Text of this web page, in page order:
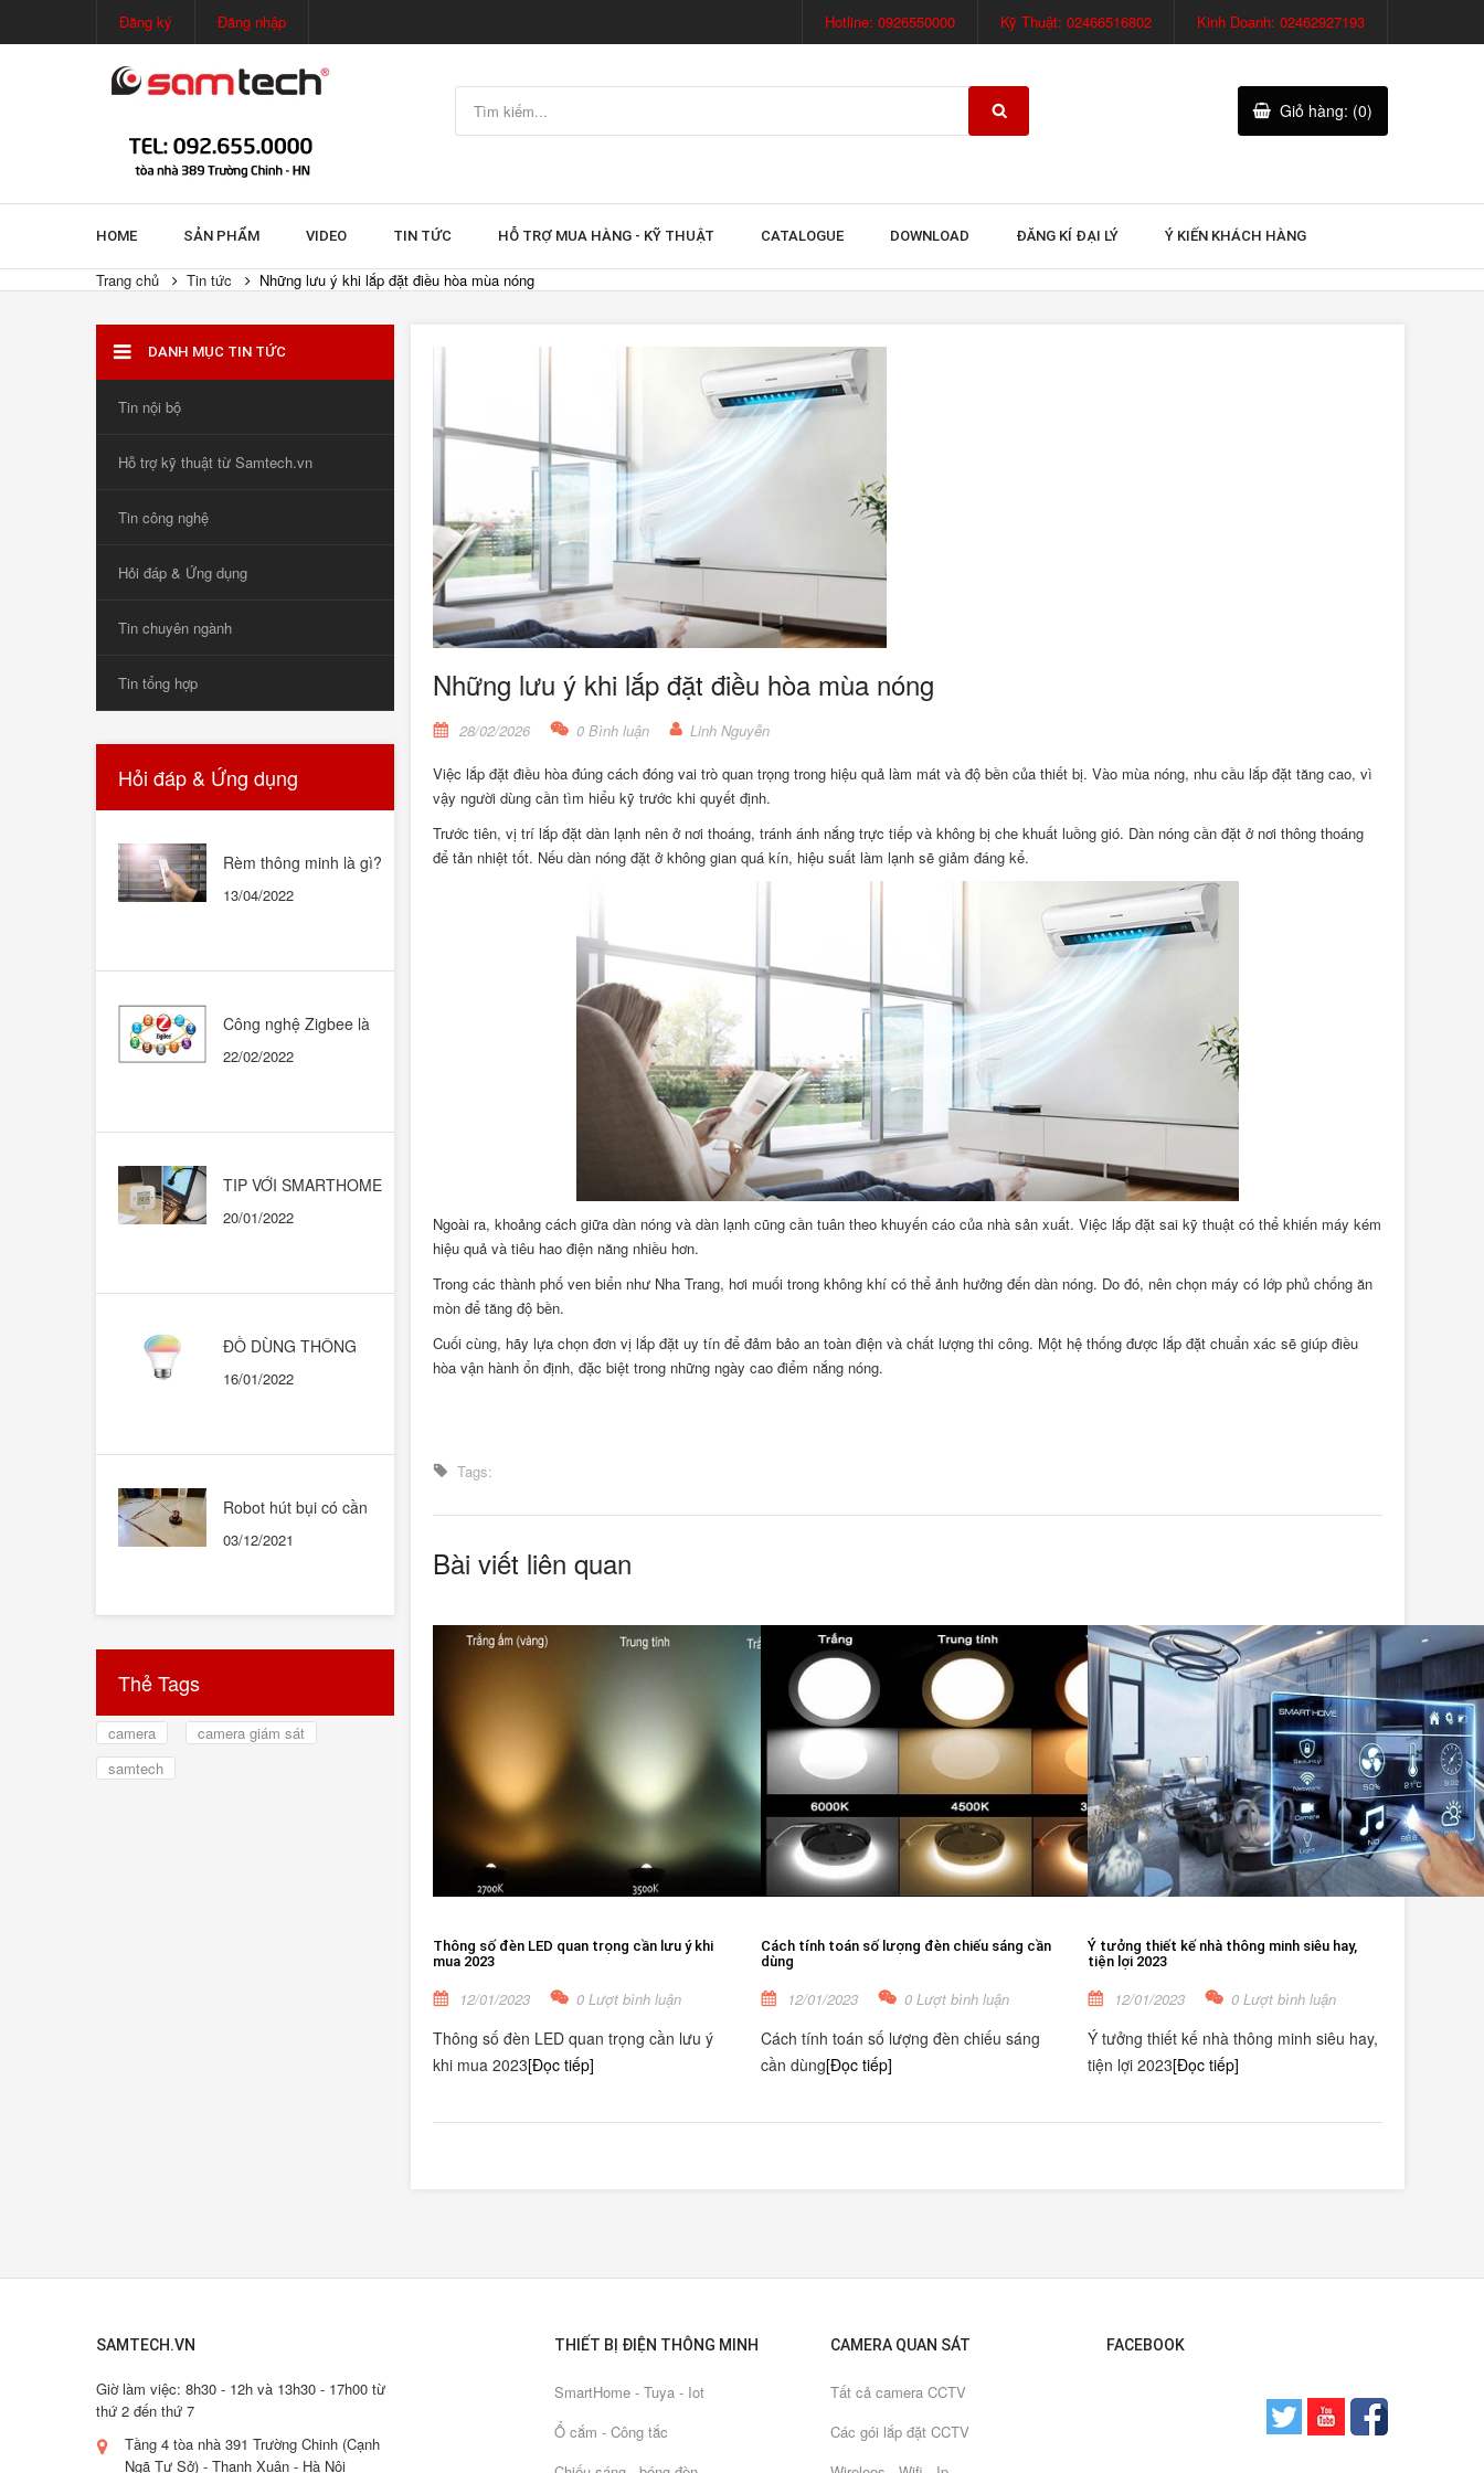
Đăng ký Đăng nhập Hotline: 0926550000 Kỹ Thuật: 02466516802 Kinh Doanh: 02462927193
Giỏ hàng: (0)
HOME SẢN PHẨM VIDEO TIN TỨC HỖ TRỢ MUA HÀNG - KỸ THUẬT CATALOGUE DOWNLOAD ĐĂNG KÍ ĐẠI LÝ Ý KIẾN KHÁCH HÀNG
Trang chủ Tin tức Những lưu ý khi lắp đặt điều hòa mùa nóng
DANH MỤC TIN TỨC
Tin nội bộ
Hỗ trợ kỹ thuật từ Samtech.vn
Tin công nghệ
Hỏi đáp & Ứng dụng
Tin chuyên ngành
Tin tổng hợp
Hỏi đáp & Ứng dụng
Rèm thông minh là gì?
không? Có nên mua
13/04/2022
Công nghệ Zigbee là
những ngôi nhà thông
22/02/2022
TIP VỚI SMARTHOME
GOOGLE HOME
20/01/2022
ĐỒ DÙNG THÔNG
DÙNG CÁI NÀO?
16/01/2022
Robot hút bụi có cần
03/12/2021
Thẻ Tags
camera
camera giám sát
samtech
Những lưu ý khi lắp đặt điều hòa mùa nóng
28/02/2026 0 Bình luận Linh Nguyễn
Việc lắp đặt điều hòa đúng cách đóng vai trò quan trọng trong hiệu quả làm mát và độ bền của thiết bị. Vào mùa nóng, nhu cầu lắp đặt tăng cao, vì
vậy người dùng cần tìm hiểu kỹ trước khi quyết định.
Trước tiên, vị trí lắp đặt dàn lạnh nên ở nơi thoáng, tránh ánh nắng trực tiếp và không bị che khuất luồng gió. Dàn nóng cần đặt ở nơi thông thoáng
để tản nhiệt tốt. Nếu dàn nóng đặt ở không gian quá kín, hiệu suất làm lạnh sẽ giảm đáng kể.
Ngoài ra, khoảng cách giữa dàn nóng và dàn lạnh cũng cần tuân theo khuyến cáo của nhà sản xuất. Việc lắp đặt sai kỹ thuật có thể khiến máy kém
hiệu quả và tiêu hao điện năng nhiều hơn.
Trong các thành phố ven biển như Nha Trang, hơi muối trong không khí có thể ảnh hưởng đến dàn nóng. Do đó, nên chọn máy có lớp phủ chống ăn
mòn để tăng độ bền.
Cuối cùng, hãy lựa chọn đơn vị lắp đặt uy tín để đảm bảo an toàn điện và chất lượng thi công. Một hệ thống được lắp đặt chuẩn xác sẽ giúp điều
hòa vận hành ổn định, đặc biệt trong những ngày cao điểm nắng nóng.
Tags:
Bài viết liên quan
Thông số đèn LED quan trọng cần lưu ý khi
mua 2023
12/01/2023 0 Lượt bình luận
Thông số đèn LED quan trọng cần lưu ý
khi mua 2023[Đọc tiếp]
Cách tính toán số lượng đèn chiếu sáng cần
dùng
12/01/2023 0 Lượt bình luận
Cách tính toán số lượng đèn chiếu sáng
cần dùng[Đọc tiếp]
Ý tưởng thiết kế nhà thông minh siêu hay,
tiện lợi 2023
12/01/2023 0 Lượt bình luận
Ý tưởng thiết kế nhà thông minh siêu hay,
tiện lợi 2023[Đọc tiếp]
SAMTECH.VN
Giờ làm việc: 8h30 - 12h và 13h30 - 17h00 từ
thứ 2 đến thứ 7
Tầng 4 tòa nhà 391 Trường Chinh (Cạnh
Ngã Tư Sở) - Thanh Xuân - Hà Nội
THIẾT BỊ ĐIỆN THÔNG MINH
SmartHome - Tuya - Iot
Ổ cắm - Công tắc
CAMERA QUAN SÁT
Tất cả camera CCTV
Các gói lắp đặt CCTV
FACEBOOK